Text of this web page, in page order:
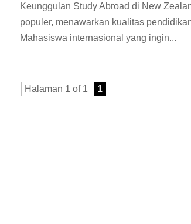
Keunggulan Study Abroad di New
populer, menawarkan kualitas
Mahasiswa internasional yang ingin...
Halaman 1 of 1 1